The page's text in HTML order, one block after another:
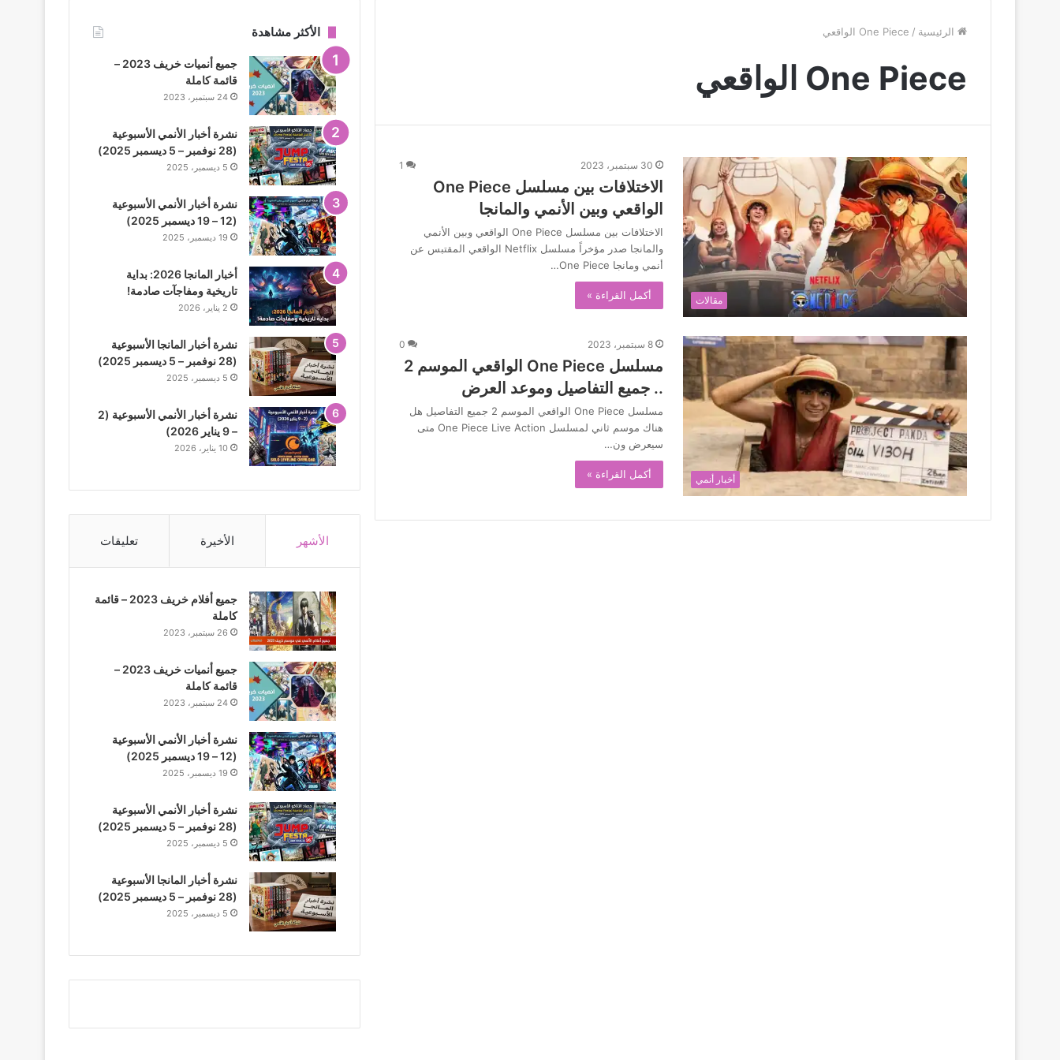
الرئيسية / One Piece الواقعي
One Piece الواقعي
مقالات
30 سبتمبر، 2023 1
الاختلافات بين مسلسل One Piece
الواقعي وبين الأنمي والمانجا
الاختلافات بين مسلسل One Piece الواقعي وبين الأنمي
والمانجا صدر مؤخراً مسلسل Netflix الواقعي المقتبس عن
أنمي ومانجا One Piece…
أكمل القراءة »
أخبار أنمي
8 سبتمبر، 2023 0
مسلسل One Piece الواقعي الموسم 2
.. جميع التفاصيل وموعد العرض
مسلسل One Piece الواقعي الموسم 2 جميع التفاصيل هل
هناك موسم ثاني لمسلسل One Piece Live Action متى
سيعرض ون…
أكمل القراءة »
الأكثر مشاهدة
جميع أنميات خريف 2023 –
قائمة كاملة
24 سبتمبر، 2023
نشرة أخبار الأنمي الأسبوعية
(28 نوفمبر – 5 ديسمبر 2025)
5 ديسمبر، 2025
نشرة أخبار الأنمي الأسبوعية
(12 – 19 ديسمبر 2025)
19 ديسمبر، 2025
أخبار المانجا 2026: بداية
تاريخية ومفاجآت صادمة!
2 يناير، 2026
نشرة أخبار المانجا الأسبوعية
(28 نوفمبر – 5 ديسمبر 2025)
5 ديسمبر، 2025
نشرة أخبار الأنمي الأسبوعية (2
– 9 يناير 2026)
10 يناير، 2026
الأشهر الأخيرة تعليقات
جميع أفلام خريف 2023 – قائمة
كاملة
26 سبتمبر، 2023
جميع أنميات خريف 2023 –
قائمة كاملة
24 سبتمبر، 2023
نشرة أخبار الأنمي الأسبوعية
(12 – 19 ديسمبر 2025)
19 ديسمبر، 2025
نشرة أخبار الأنمي الأسبوعية
(28 نوفمبر – 5 ديسمبر 2025)
5 ديسمبر، 2025
نشرة أخبار المانجا الأسبوعية
(28 نوفمبر – 5 ديسمبر 2025)
5 ديسمبر، 2025